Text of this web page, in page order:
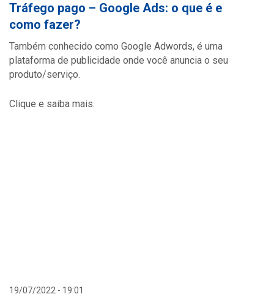
19/07/2022 - 19:01
Tráfego pago – Google Ads: o que é e
como fazer?
Também conhecido como Google Adwords, é uma
plataforma de publicidade onde você anuncia o seu
produto/serviço.
Clique e saiba mais.